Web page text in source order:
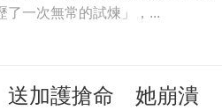
了一次無常的試煉」，...
送加護搶命 她崩潰